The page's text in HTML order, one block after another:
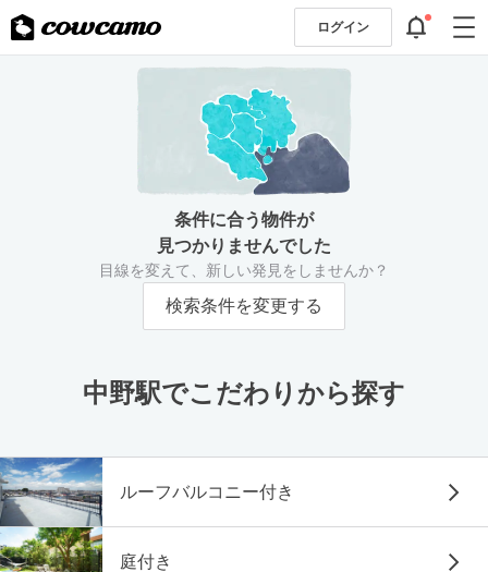
ログイン
条件に合う物件が
見つかりませんでした
目線を変えて、新しい発見をしませんか？
検索条件を変更する
中野駅でこだわりから探す
ルーフバルコニー付き
庭付き